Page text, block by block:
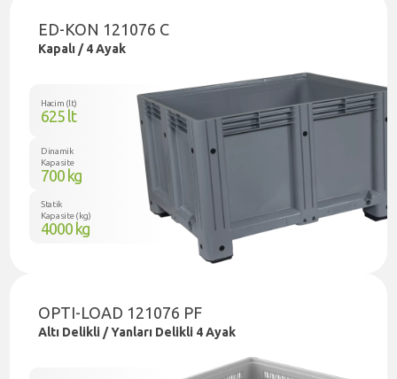
ED-KON 121076 C
Kapalı / 4 Ayak
Hacim (lt)
625 lt
Dinamik
Kapasite
700 kg
Statik
Kapasite (kg)
4000 kg
OPTI-LOAD 121076 PF
Altı Delikli / Yanları Delikli 4 Ayak